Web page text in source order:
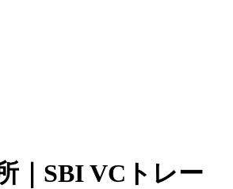
｜SBI VCトレー